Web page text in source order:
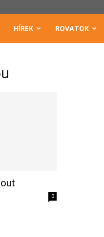
HÍREK ROVATOK
0